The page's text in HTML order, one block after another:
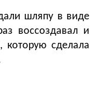
шляпу в виде
воссоздавал и
которую сделала